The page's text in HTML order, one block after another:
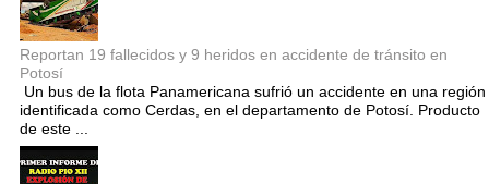
Reportan 19 fallecidos y 9 heridos en accidente de tránsito en
Potosí
Un bus de la flota Panamericana sufrió un accidente en una región
identificada como Cerdas, en el departamento de Potosí. Producto
de este ...